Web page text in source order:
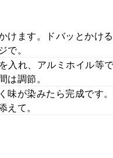
けます。ドバッとかけ
で。
れ、アルミホイル等
は調節。
味が染みたら完成です
えて。